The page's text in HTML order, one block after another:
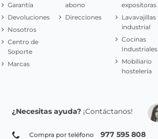
Garantía
Devoluciones
Nosotros
Centro de
Soporte
Marcas
abono
Direcciones
expositoras
Lavavajillas
industrial
Cocinas
Industriales
Mobiliario
hostelería
¿Necesitas ayuda? ¡Contáctanos!
Compra por teléfono 977 595 808